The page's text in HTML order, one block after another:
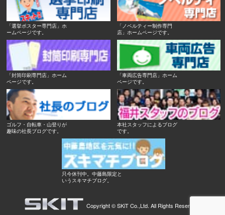
「選挙ポスター専門店」ホ
ームページです。
「ノベルティー制作専門
店」ホームページです。
「封筒印刷専門店」ホーム
ページです。
「車両広告専門店」ホーム
ページです。
ゴルフ・自転車・山登りが
趣味の社長ブログです。
本社スタッフによるブログ
です。
只今休刊中。中藤島限定と
いうスキマチブログ。
Copyright ©SKiT Co.,Ltd. All Rights Reserved.